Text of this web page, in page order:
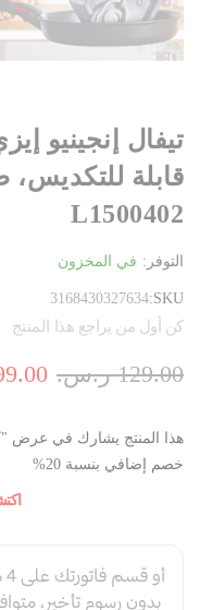
قابلة للتكديس،
L1500402
التوفر: في المخزون
SKU
3168430327634
كن أول من يراجع هذا المنتج
99.00 129.00 ر.س.‏
هذا المنتج يشارك في عرض
خصم إضافي بنسبة 20%